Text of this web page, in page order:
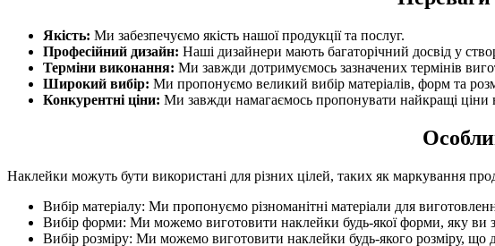
Якість: Ми забезпечуємо якість нашої продукції та послуг.
Професійний дизайн: Наші дизайнери мають багаторічний досвід у
Терміни виконання: Ми завжди дотримуємось зазначених термінів
Широкий вибір: Ми пропонуємо великий вибір матеріалів, форм та
Конкурентні ціни: Ми завжди намагаємось пропонувати найкращі ціни
Наклейки можуть бути використані для різних цілей, таких як маркування
Вибір матеріалу: Ми пропонуємо різноманітні матеріали для
Вибір форми: Ми можемо виготовити наклейки будь-якої форми, яку ви
Вибір розміру: Ми можемо виготовити наклейки будь-якого розміру, що